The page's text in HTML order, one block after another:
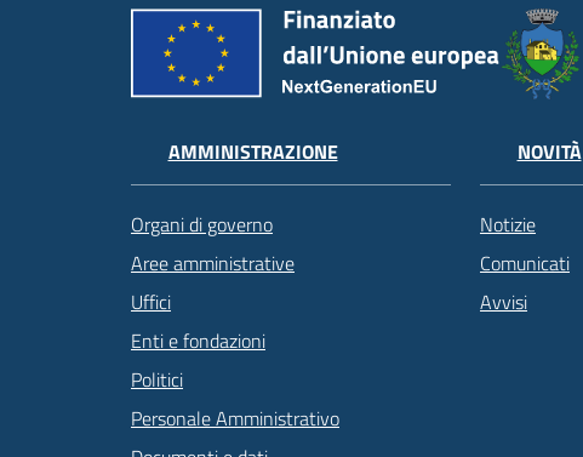
AMMINISTRAZIONE
Organi di governo
Aree amministrative
Uffici
Enti e fondazioni
Politici
Personale Amministrativo
NOVITÀ
Notizie
Comunicati
Avvisi